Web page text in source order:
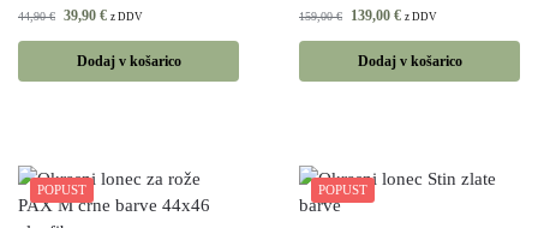
44,90€ 39,90 € z DDV
Dodaj v košarico
159,00€ 139,00 € z DDV
Dodaj v košarico
POPUST POPUST